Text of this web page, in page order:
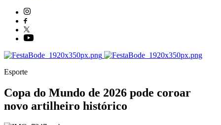
Esporte
Copa do Mundo de 2026 pode coroar
novo artilheiro histórico